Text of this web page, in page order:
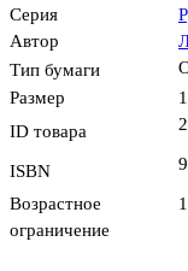
Серия
Автор
Тип бумаги
Размер
ID товара
ISBN
Возрастное
ограничение